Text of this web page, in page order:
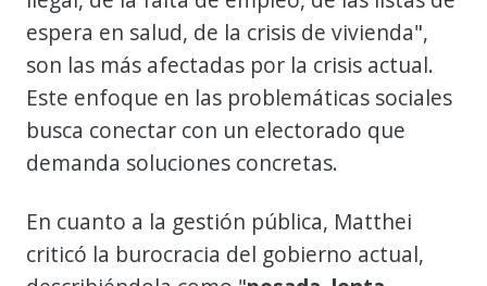
espera en salud, de la crisis de vivienda",
son las más afectadas por la crisis actual.
Este enfoque en las problemáticas sociales
busca conectar con un electorado que
demanda soluciones concretas.
En cuanto a la gestión pública, Matthei
criticó la burocracia del gobierno actual,